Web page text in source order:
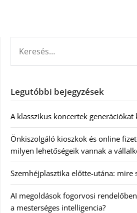
Legutóbbi bejegyzések
A klasszikus koncertek generációkat
Önkiszolgáló kioszkok és online
milyen lehetőségeik vannak a
Szemhéjplasztika előtte-utána: mire
AI megoldások fogorvosi
a mesterséges intelligencia?